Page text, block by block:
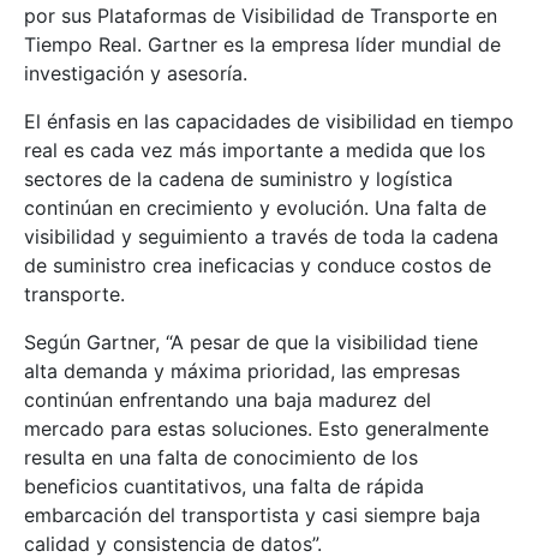
por sus Plataformas de Visibilidad de Transporte en
Tiempo Real. Gartner es la empresa líder mundial de
investigación y asesoría.
El énfasis en las capacidades de visibilidad en tiempo
real es cada vez más importante a medida que los
sectores de la cadena de suministro y logística
continúan en crecimiento y evolución. Una falta de
visibilidad y seguimiento a través de toda la cadena
de suministro crea ineficacias y conduce costos de
transporte.
Según Gartner, “A pesar de que la visibilidad tiene
alta demanda y máxima prioridad, las empresas
continúan enfrentando una baja madurez del
mercado para estas soluciones. Esto generalmente
resulta en una falta de conocimiento de los
beneficios cuantitativos, una falta de rápida
embarcación del transportista y casi siempre baja
calidad y consistencia de datos”.